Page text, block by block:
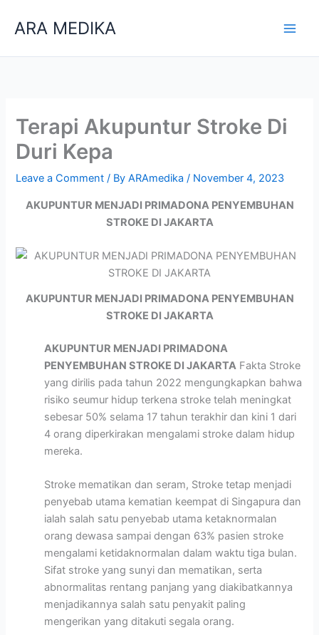
ARA MEDIKA
Terapi Akupuntur Stroke Di
Duri Kepa
Leave a Comment / ByARAmedika/ November 4, 2023
AKUPUNTUR MENJADI PRIMADONA PENYEMBUHAN
STROKE DI JAKARTA
AKUPUNTUR MENJADI PRIMADONA PENYEMBUHAN
STROKE DI JAKARTA
AKUPUNTUR MENJADI PRIMADONA
PENYEMBUHAN STROKE DI JAKARTA Fakta Stroke
yang dirilis pada tahun 2022 mengungkapkan bahwa
risiko seumur hidup terkena stroke telah meningkat
sebesar 50% selama 17 tahun terakhir dan kini 1 dari
4 orang diperkirakan mengalami stroke dalam hidup
mereka.
Stroke mematikan dan seram, Stroke tetap menjadi
penyebab utama kematian keempat di Singapura dan
ialah salah satu penyebab utama ketaknormalan
orang dewasa sampai dengan 63% pasien stroke
mengalami ketidaknormalan dalam waktu tiga bulan.
Sifat stroke yang sunyi dan mematikan, serta
abnormalitas rentang panjang yang diakibatkannya
menjadikannya salah satu penyakit paling
mengerikan yang ditakuti segala orang.